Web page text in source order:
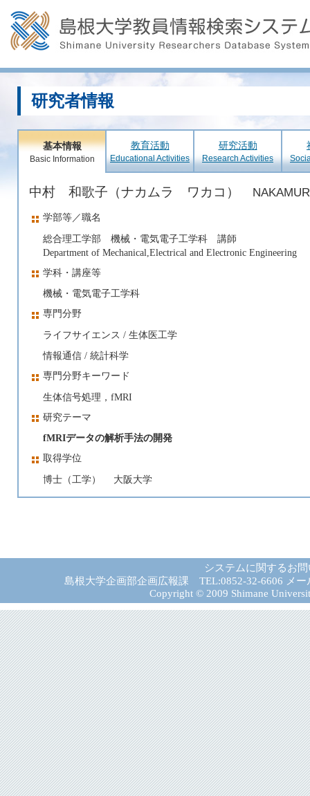
研究者情報
基本情報
Basic Information
教育活動
Educational Activities
研究活動
Research Activities
中村 和歌子（ナカムラ ワカコ）
学部等／職名
総合理工学部 機械・電気電子工学科 講師
Department of Mechanical,Electrical and Electronic Engineering
学科・講座等
機械・電気電子工学科
専門分野
ライフサイエンス / 生体医工学
情報通信 / 統計科学
専門分野キーワード
生体信号処理，fMRI
研究テーマ
fMRIデータの解析手法の開発
取得学位
博士（工学） 大阪大学
システムに関するお
島根大学企画部企画広報課 TEL:0852-32-6606 メー
Copyright © 2009 Shimane